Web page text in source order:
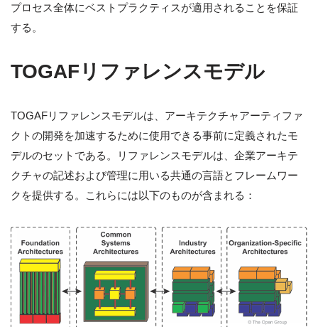
プロセス全体にベストプラクティスが適用されることを保証
する。
TOGAFリファレンスモデル
TOGAFリファレンスモデルは、アーキテクチャアーティファ
クトの開発を加速するために使用できる事前に定義されたモ
デルのセットである。リファレンスモデルは、企業アーキテ
クチャの記述および管理に用いる共通の言語とフレームワー
クを提供する。これらには以下のものが含まれる：